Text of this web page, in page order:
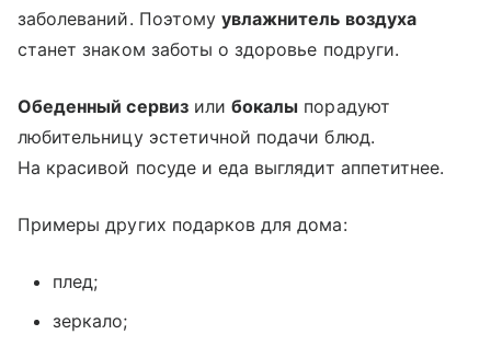
заболеваний. Поэтомуувлажнитель воздуха
станет знаком заботы о здоровье подруги.
Обеденный сервизилибокалы порадуют
любительницу эстетичной подачи блюд.
На красивой посуде и еда выглядит аппетитнее.
Примеры других подарков для дома:
плед;
зеркало;